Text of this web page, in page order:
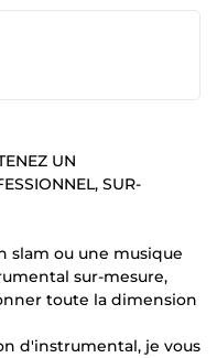
UN
SUR-
slam ou une musique
sur-mesure,
toute la dimension
d'instrumental, je vous